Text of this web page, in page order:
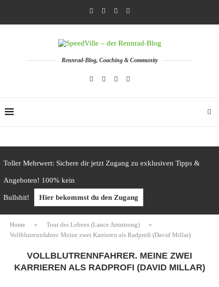
Rennrad-Blog, Coaching & Community
Toller Mehrwert: Sichere dir jetzt Zugang zu exklusiven Tipps &
Angeboten! 100% kein
Bullshit! Hier bekommst du den Zugang
Home » Tour des Lebens (Lance Armstrong)
»
Vollblutrennfahrer. Meine zwei Karrieren als Radprofi (David Millar)
VOLLBLUTRENNFAHRER. MEINE ZWEI
KARRIEREN ALS RADPROFI (DAVID MILLAR)